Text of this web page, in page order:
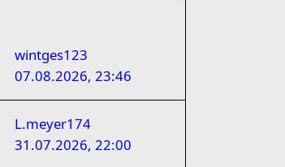
wintges123
07.08.2026, 23:46
L.meyer174
31.07.2026, 22:00